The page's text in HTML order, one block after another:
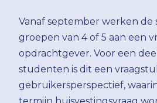
Vanaf september werken de
groepen van 4 of 5 aan een
opdrachtgever. Voor een
studenten is dit een
gebruikersperspectief,